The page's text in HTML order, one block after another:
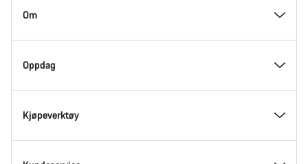
hjemmeside
bunndel
Om
På innsiden av Canyon
Innovasjon hos Canyon
Oppdag
Eventer
Kjøpeverktøy